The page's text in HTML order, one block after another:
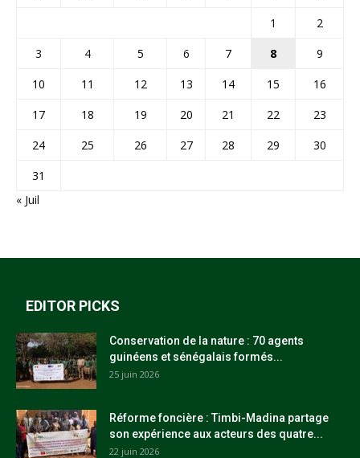
1
2
3
4 5 6 7 8
9
10
11 12 13 14 15
16
17
18 19 20 21 22
23
24
25 26 27 28 29
30
31
« Juil
EDITOR PICKS
Conservation de la nature : 70 agents
guinéens et sénégalais formés...
25 juin 2026
Réforme foncière : Timbi-Madina partage
son expérience aux acteurs des quatre...
22 juin 2026